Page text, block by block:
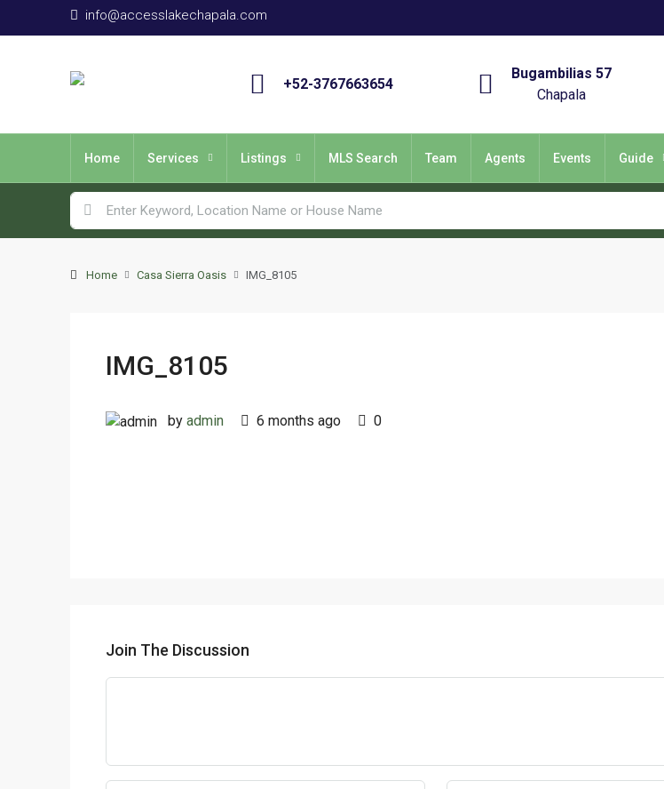
info@accesslakechapala.com
+52-3767663654
Bugambilias 57
Chapala
Home Services Listings MLS Search Team Agents Events Guide
Home Casa Sierra Oasis IMG_8105
IMG_8105
by admin 6 months ago 0
Join The Discussion